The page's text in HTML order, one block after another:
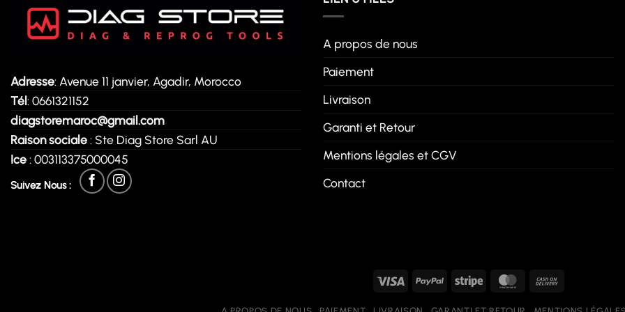
Adresse: Avenue 11 janvier, Agadir, Morocco
Tél: 0661321152
diagstoremaroc@gmail.com
Raison sociale: Ste Diag Store Sarl AU
Ice: 003113375000045
Suivez Nous :
A propos de nous
Paiement
Livraison
Garanti et Retour
Mentions légales et CGV
Contact
Visa PayPal Stripe MasterCard